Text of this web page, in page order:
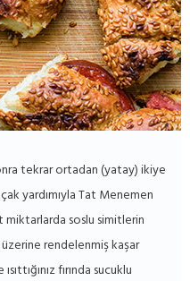
tekrar ortadan (yatay) ikiye
yardımıyla Tat Menemen
miktarlarda soslu simitlerin
rendelenmiş kaşar
fırında sucuklu